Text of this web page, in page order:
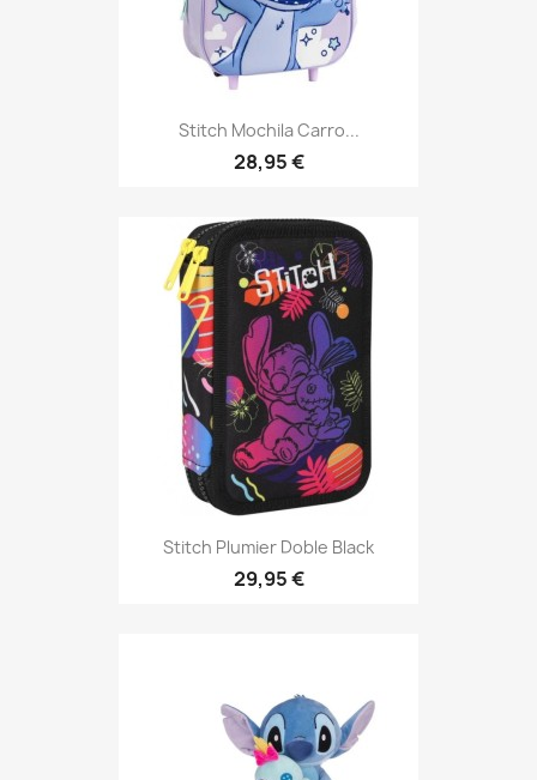
Stitch Mochila Carro...
28,95 €
Stitch Plumier Doble Black
29,95 €